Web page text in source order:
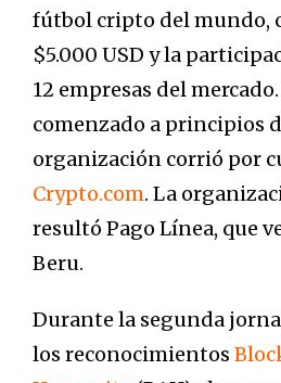
fútbol cripto del mundo,
$5.000 USD y la
12 empresas del
comenzado a principios
organización corrió por
Crypto.com. La
resultó Pago Línea, que
Beru.
Durante la segunda
los reconocimientos